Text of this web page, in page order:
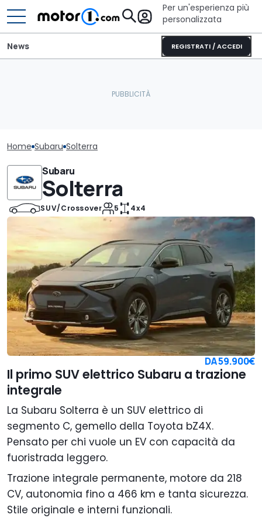
Per un'esperienza più
personalizzata
REGISTRATI / ACCEDI
News
Home Subaru Solterra
Subaru
Solterra
SUV/Crossover 5 4x4
DA59.900€
Il primo SUV elettrico Subaru a trazione
integrale
La Subaru Solterra è un SUV elettrico di
segmento C, gemello della Toyota bZ4X.
Pensato per chi vuole un EV con capacità da
fuoristrada leggero.
Trazione integrale permanente, motore da 218
CV, autonomia fino a 466 km e tanta sicurezza.
Stile originale e interni funzionali.